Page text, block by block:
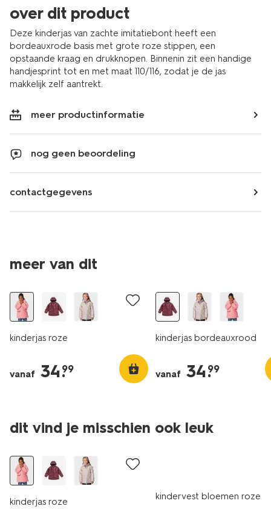
over dit product
Deze kinderjas van zachte imitatiebont heeft een
bordeauxrode basis met grote roze stippen, een
opstaande kraag en drukknopen. Binnenin zit een handige
handjesprint tot en met maat 110/116, zodat je de jas
makkelijk zelf aantrekt.
meer productinformatie
nog geen beoordeling
contactgegevens
meer van dit
nieuw
kinderjas roze
vanaf 34.
99
kinderjas bordeauxrood
vanaf 34.
99
dit vind je misschien ook leuk
nieuw
kinderjas roze
nieuw
kindervest bloemen roze